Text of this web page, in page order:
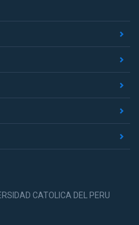
CATOLICA DEL PERU